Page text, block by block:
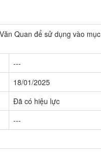
Quan để sử dụng vào mục
---
18/01/2025
Đã có hiệu lực
---